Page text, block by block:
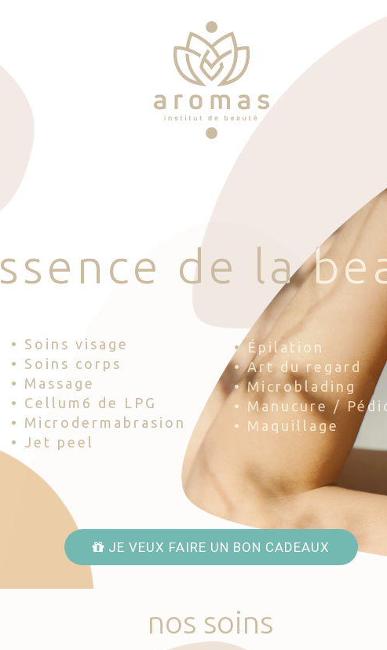
sse nce d e la be
• Soins visage
• Soins corps
• Massage
• Cellum6 de LPG
• Microdermabrasion
• Jet peel
• Épilation
• Art du regard
• Microblading
• Manucure /
• Maquillage
JE VEUX FAIRE UN BON CADEAUX
nos soins